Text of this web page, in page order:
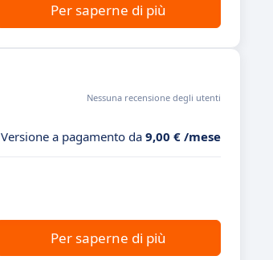
Per saperne di più
Nessuna recensione degli utenti
Versione a pagamento da 9,00 € /mese
Per saperne di più